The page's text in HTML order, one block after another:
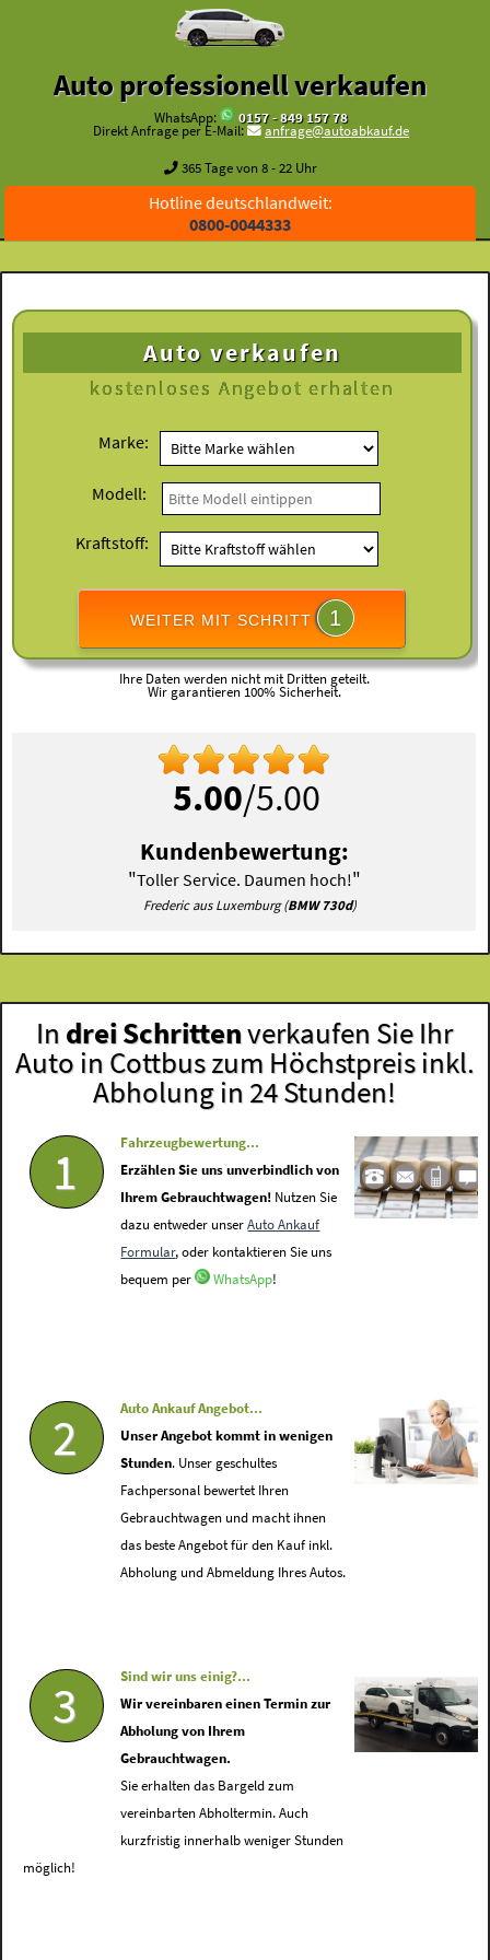
Auto professionell verkaufen
WhatsApp:
0157 - 849 157 78
Direkt Anfrage per E-Mail:
anfrage@autoabkauf.de
365 Tage von 8 - 22 Uhr
Hotline deutschlandweit:
0800-0044333
Auto verkaufen
kostenloses Angebot erhalten
Marke:
Modell:
Kraftstoff:
WEITER MIT SCHRITT 1
Ihre Daten werden nicht mit Dritten geteilt.
Wir garantieren 100% Sicherheit.
5.00/5.00
Kundenbewertung:
"Toller Service. Daumen hoch!"
Frederic aus Luxemburg (BMW 730d)
In drei Schrittenverkaufen Sie Ihr
Auto in Cottbus zum Höchstpreis inkl.
Abholung in 24 Stunden!
1
Fahrzeugbewertung...
Erzählen Sie uns unverbindlich von
Ihrem Gebrauchtwagen! Nutzen Sie
dazu entweder unserAuto Ankauf
Formular, oder kontaktieren Sie uns
bequem per
WhatsApp!
2
Auto Ankauf Angebot...
Unser Angebot kommt in wenigen
Stunden. Unser geschultes
Fachpersonal bewertet Ihren
Gebrauchtwagen und macht ihnen
das beste Angebot für den Kauf inkl.
Abholung und Abmeldung Ihres Autos.
3
Sind wir uns einig?...
Wir vereinbaren einen Termin zur
Abholung von Ihrem
Gebrauchtwagen.
Sie erhalten das Bargeld zum
vereinbarten Abholtermin. Auch
kurzfristig innerhalb weniger Stunden
möglich!